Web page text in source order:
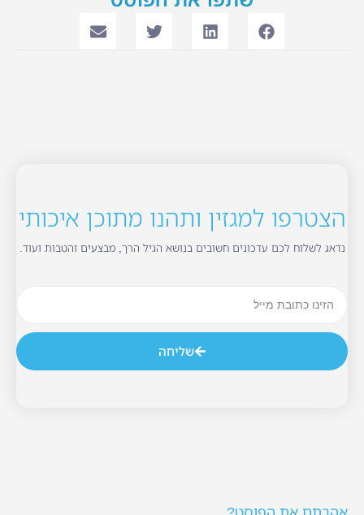
הצטרפו למגזין ותהנו מתוכן איכותי
נדאג לשלוח לכם עדכונים חשובים בנושא הגיל הרך, מבצעים והטבות ועוד.
שליחה